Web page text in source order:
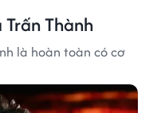
Thành
là hoàn toàn có cơ